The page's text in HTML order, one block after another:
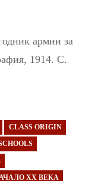
армии за
1914. С.
CLASS ORIGIN
ХХ ВЕКА